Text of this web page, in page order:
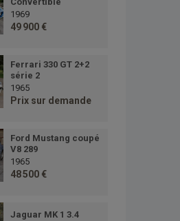
1969
49 900 €
Ferrari 330 GT 2+2
série 2
1965
Prix sur demande
Ford Mustang coupé
V8 289
1965
48 500 €
Jaguar MK 1 3.4